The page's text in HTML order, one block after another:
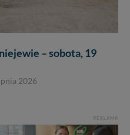
– sobota, 19
2026
REKLAMA